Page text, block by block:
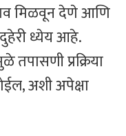
मिळवून देणे आणि
ध्येय आहे.
प्रक्रिया
अशी अपेक्षा